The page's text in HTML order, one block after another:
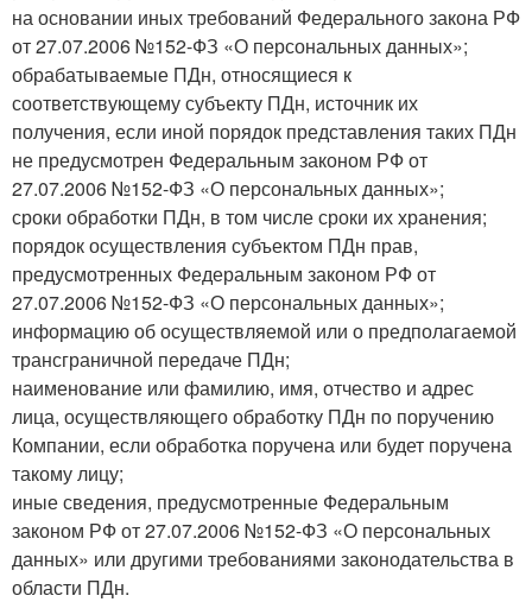
на основании иных требований Федерального закона РФ
от 27.07.2006 №152-ФЗ «О персональных данных»;
обрабатываемые ПДн, относящиеся к
соответствующему субъекту ПДн, источник их
получения, если иной порядок представления таких ПДн
не предусмотрен Федеральным законом РФ от
27.07.2006 №152-ФЗ «О персональных данных»;
сроки обработки ПДн, в том числе сроки их хранения;
порядок осуществления субъектом ПДн прав,
предусмотренных Федеральным законом РФ от
27.07.2006 №152-ФЗ «О персональных данных»;
информацию об осуществляемой или о предполагаемой
трансграничной передаче ПДн;
наименование или фамилию, имя, отчество и адрес
лица, осуществляющего обработку ПДн по поручению
Компании, если обработка поручена или будет поручена
такому лицу;
иные сведения, предусмотренные Федеральным
законом РФ от 27.07.2006 №152-ФЗ «О персональных
данных» или другими требованиями законодательства в
области ПДн.